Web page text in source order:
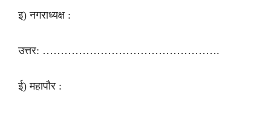
इ) नगराध्यक्ष :
उत्तर: ………………………………………….
ई) महापौर :